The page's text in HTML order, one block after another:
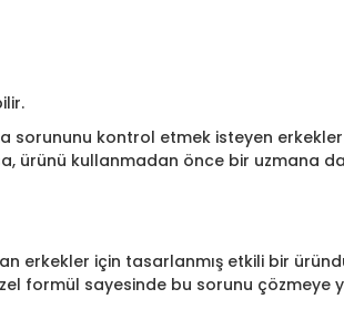
sorununu kontrol etmek isteyen
kullanmadan önce bir uzmana
erkekler için tasarlanmış etkili bir
formül sayesinde bu sorunu çözmeye